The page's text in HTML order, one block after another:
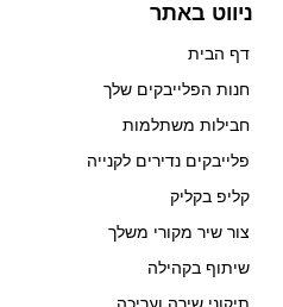
ניווט באתר
דף הבית
חנות הפלייבקים שלך
חבילות משתלמות
פלייבקים נדירים לקנייה
קליפ בקליק
צור שיר מקורי משלך
שיתוף בקהילה